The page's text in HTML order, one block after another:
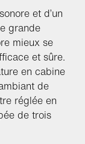
et d’un
grande
mieux se
et sûre.
en cabine
de
réglée en
de trois